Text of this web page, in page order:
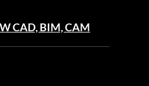
CAD, BIM, CAM